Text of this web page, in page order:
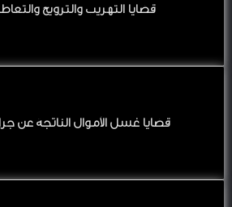
قضايا التهريب والترويج
قضايا غسل الأموال الناتجة عن